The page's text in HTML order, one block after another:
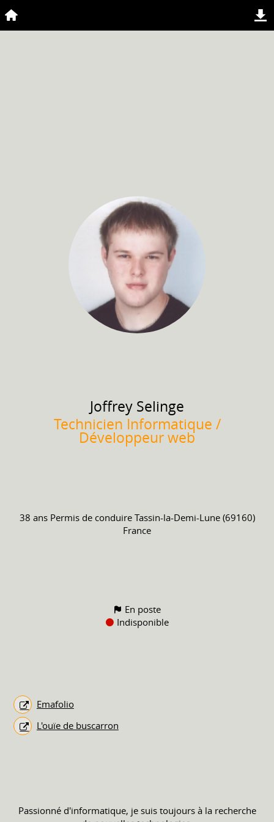
Joffrey Selinge
Technicien Informatique /
Développeur web
38 ans Permis de conduire Tassin-la-Demi-Lune (69160)
France
En poste
Indisponible
Emafolio
L'ouïe de buscarron
Passionné d'informatique, je suis toujours à la recherche